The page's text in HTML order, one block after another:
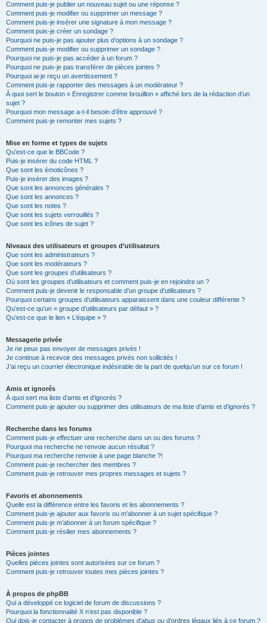
Comment puis-je publier un nouveau sujet ou une réponse ?
Comment puis-je modifier ou supprimer un message ?
Comment puis-je insérer une signature à mon message ?
Comment puis-je créer un sondage ?
Pourquoi ne puis-je pas ajouter plus d’options à un sondage ?
Comment puis-je modifier ou supprimer un sondage ?
Pourquoi ne puis-je pas accéder à un forum ?
Pourquoi ne puis-je pas transférer de pièces jointes ?
Pourquoi ai-je reçu un avertissement ?
Comment puis-je rapporter des messages à un modérateur ?
À quoi sert le bouton « Enregistrer comme brouillon » affiché lors de la rédaction d’un
sujet ?
Pourquoi mon message a-t-il besoin d’être approuvé ?
Comment puis-je remonter mes sujets ?
Mise en forme et types de sujets
Qu’est-ce que le BBCode ?
Puis-je insérer du code HTML ?
Que sont les émoticônes ?
Puis-je insérer des images ?
Que sont les annonces générales ?
Que sont les annonces ?
Que sont les notes ?
Que sont les sujets verrouillés ?
Que sont les icônes de sujet ?
Niveaux des utilisateurs et groupes d’utilisateurs
Que sont les administrateurs ?
Que sont les modérateurs ?
Que sont les groupes d’utilisateurs ?
Où sont les groupes d’utilisateurs et comment puis-je en rejoindre un ?
Comment puis-je devenir le responsable d’un groupe d’utilisateurs ?
Pourquoi certains groupes d’utilisateurs apparaissent dans une couleur différente ?
Qu’est-ce qu’un « groupe d’utilisateurs par défaut » ?
Qu’est-ce que le lien « L’équipe » ?
Messagerie privée
Je ne peux pas envoyer de messages privés !
Je continue à recevoir des messages privés non sollicités !
J’ai reçu un courrier électronique indésirable de la part de quelqu’un sur ce forum !
Amis et ignorés
À quoi sert ma liste d’amis et d’ignorés ?
Comment puis-je ajouter ou supprimer des utilisateurs de ma liste d’amis et d’ignorés ?
Recherche dans les forums
Comment puis-je effectuer une recherche dans un ou des forums ?
Pourquoi ma recherche ne renvoie aucun résultat ?
Pourquoi ma recherche renvoie à une page blanche ?!
Comment puis-je rechercher des membres ?
Comment puis-je retrouver mes propres messages et sujets ?
Favoris et abonnements
Quelle est la différence entre les favoris et les abonnements ?
Comment puis-je ajouter aux favoris ou m’abonner à un sujet spécifique ?
Comment puis-je m’abonner à un forum spécifique ?
Comment puis-je résilier mes abonnements ?
Pièces jointes
Quelles pièces jointes sont autorisées sur ce forum ?
Comment puis-je retrouver toutes mes pièces jointes ?
À propos de phpBB
Qui a développé ce logiciel de forum de discussions ?
Pourquoi la fonctionnalité X n’est pas disponible ?
Qui dois-je contacter à propos de problèmes d’abus ou d’ordres légaux liés à ce forum ?